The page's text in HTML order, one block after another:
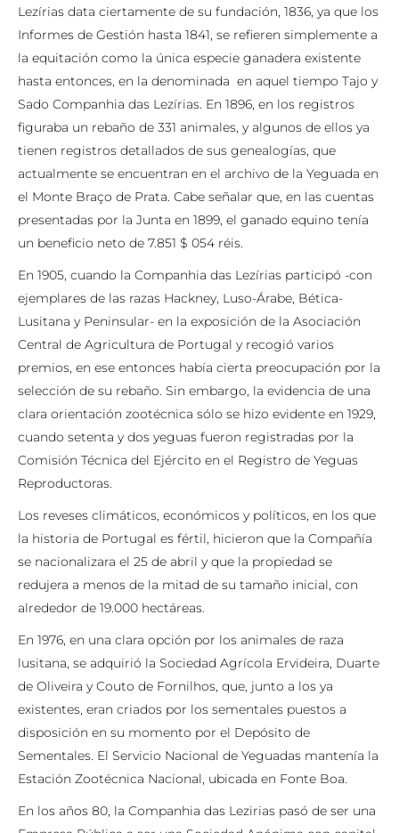
Lezírias data ciertamente de su fundación, 1836, ya que los
Informes de Gestión hasta 1841, se refieren simplemente a
la equitación como la única especie ganadera existente
hasta entonces, en la denominada en aquel tiempo Tajo y
Sado Companhia das Lezírias. En 1896, en los registros
figuraba un rebaño de 331 animales, y algunos de ellos ya
tienen registros detallados de sus genealogías, que
actualmente se encuentran en el archivo de la Yeguada en
el Monte Braço de Prata. Cabe señalar que, en las cuentas
presentadas por la Junta en 1899, el ganado equino tenía
un beneficio neto de 7.851 $ 054 réis.
En 1905, cuando la Companhia das Lezírias participó -con
ejemplares de las razas Hackney, Luso-Árabe, Bética-
Lusitana y Peninsular- en la exposición de la Asociación
Central de Agricultura de Portugal y recogió varios
premios, en ese entonces había cierta preocupación por la
selección de su rebaño. Sin embargo, la evidencia de una
clara orientación zootécnica sólo se hizo evidente en 1929,
cuando setenta y dos yeguas fueron registradas por la
Comisión Técnica del Ejército en el Registro de Yeguas
Reproductoras.
Los reveses climáticos, económicos y políticos, en los que
la historia de Portugal es fértil, hicieron que la Compañía
se nacionalizara el 25 de abril y que la propiedad se
redujera a menos de la mitad de su tamaño inicial, con
alrededor de 19.000 hectáreas.
En 1976, en una clara opción por los animales de raza
lusitana, se adquirió la Sociedad Agrícola Ervideira, Duarte
de Oliveira y Couto de Fornilhos, que, junto a los ya
existentes, eran criados por los sementales puestos a
disposición en su momento por el Depósito de
Sementales. El Servicio Nacional de Yeguadas mantenía la
Estación Zootécnica Nacional, ubicada en Fonte Boa.
En los años 80, la Companhia das Lezirias pasó de ser una